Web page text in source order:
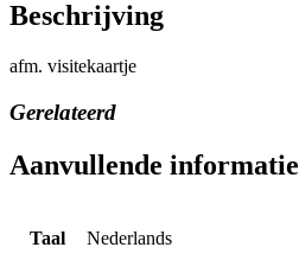
Beschrijving
afm. visitekaartje
Gerelateerd
Aanvullende informatie
Taal Nederlands